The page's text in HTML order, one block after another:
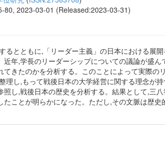
80, 2023-03-01 (Released:2023-03-31)
るとともに,「リーダー主義」の日本における展
年,学長のリーダーシップについての議論が盛
きたのかを分析する。このことによって実際
理し,もって戦後日本の大学経営に関する理念が
し,戦後日本の歴史を分析する。結果として,三
ことが明らかになった。ただし,その文脈は歴